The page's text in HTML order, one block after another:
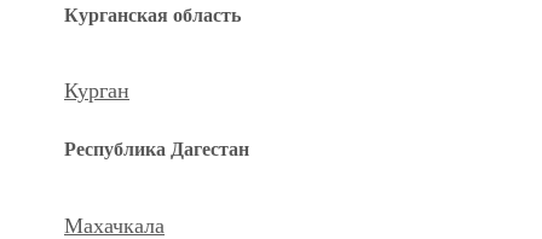
Курганская область
Курган
Республика Дагестан
Махачкала